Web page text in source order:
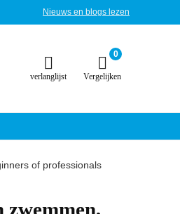
Nieuws en blogs lezen
verlanglijst
0
Vergelijken
of professionals